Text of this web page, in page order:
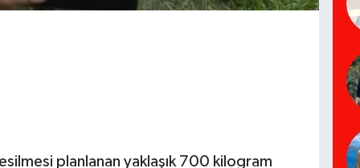
planlanan yaklaşık 700 kilogram